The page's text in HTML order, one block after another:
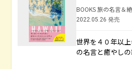
BOOKS 旅の名言＆
2022.05.26 発売
世界を４０年以
の名言と癒やし